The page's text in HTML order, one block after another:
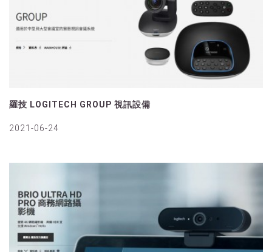
羅技 LOGITECH GROUP 視訊設備
2021-06-24